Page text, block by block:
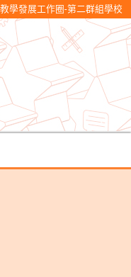
學發展工作圈-第二群組學校